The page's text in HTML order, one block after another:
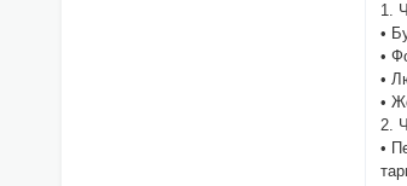
1.
•
•
•
•
2.
•